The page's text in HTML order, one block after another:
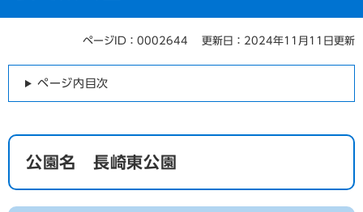
ページID：0002644 更新日：2024年11月11日更新
ページ内目次
公園名 長崎東公園